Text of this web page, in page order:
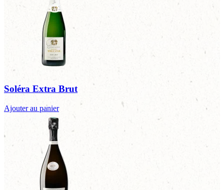
Soléra Extra Brut
Ajouter au panier